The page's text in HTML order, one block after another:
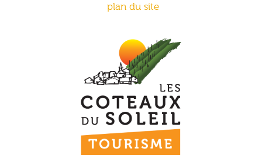
plan du site